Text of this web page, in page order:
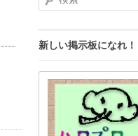
新しい掲示板になれ！